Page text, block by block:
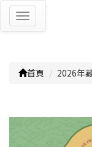
Toggle
navigation
首頁 2026年